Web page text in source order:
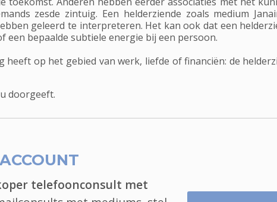
zesde zintuig. Een helderziende zoals medium
geleerd te interpreteren. Het kan ook dat een
bepaalde subtiele energie bij een persoon.
op het gebied van werk, liefde of financiën: de
doorgeeft.
telefoonconsult met